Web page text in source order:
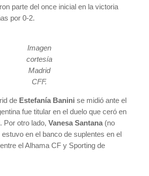
parte del once inicial en la victoria
por 0-2.
Imagen
cortesía
Madrid
CFF.
deEstefanía Banini se midió ante el
fue titular en el duelo que ceró en
Por otro lado, Vanesa Santana (no
en el banco de suplentes en el
el Alhama CF y Sporting de